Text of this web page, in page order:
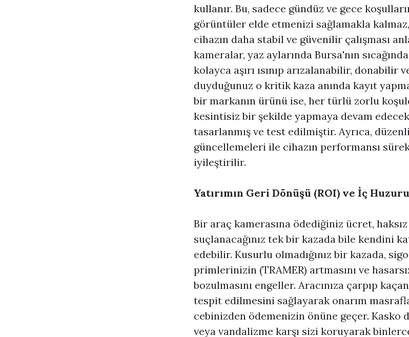
kullanır. Bu, sadece gündüz ve gece
görüntüler elde etmenizi sağlamakla
cihazın daha stabil ve güvenilir çalışması
kameralar, yaz aylarında Bursa'nın
kolayca aşırı ısınıp arızalanabilir, donabilir
duyduğunuz o kritik kaza anında kayıt
bir markanın ürünü ise, her türlü zorlu
kesintisiz bir şekilde yapmaya devam
tasarlanmış ve test edilmiştir. Ayrıca, düzenli
güncellemeleri ile cihazın performansı
iyileştirilir.
Yatırımın Geri Dönüşü (ROI) ve İç Huzuru
Bir araç kamerasına ödediğiniz ücret,
suçlanacağınız tek bir kazada bile kendini
edebilir. Kusurlu olmadığınız bir kazada,
primlerinizin (TRAMER) artmasını ve
bozulmasını engeller. Aracınıza çarpıp
tespit edilmesini sağlayarak onarım
cebinizden ödemenizin önüne geçer. Kasko
veya vandalizme karşı sizi koruyarak